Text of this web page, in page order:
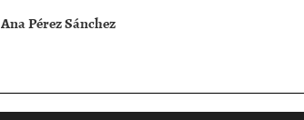
Ana Pérez Sánchez